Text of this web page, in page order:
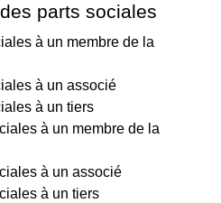
parts sociales
à un membre de la
à un associé
à un tiers
à un membre de la
à un associé
à un tiers